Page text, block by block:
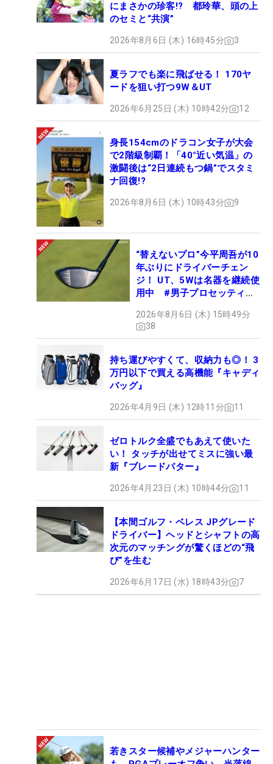
にまさかの珍客!? 都玲華、頭の上
のセミと“共演”
2026年8月6日 (木) 16時45分 3
夏ラフでも楽に飛ばせる！ 170ヤ
ードを狙い打つ9W＆UT
2026年6月25日 (木) 10時42分 12
身長154cmのドラコン女子が大会
で2階級制覇！「40°近い気温」の
激闘後は“2日連続もつ鍋”でスタミ
ナ回復!?
2026年8月6日 (木) 10時43分 9
“替えないプロ”今平周吾が10
年ぶりにドライバーチェン
ジ！ UT、5Wは名器を継続使
用中 #男子プロセッティン
2026年8月6日 (木) 15時49分
38
持ち運びやすくて、収納力も◎！ 3
万円以下で買える高機能『キャディ
バッグ』
2026年4月9日 (木) 12時11分 11
ゼロトルク全盛でもあえて使いた
い！ タッチが出せてミスに強い最
新『ブレードパター』
2026年4月23日 (木) 10時44分 11
【本間ゴルフ・ベレス JPグレード
ドライバー】ヘッドとシャフトの高
次元のマッチングが驚くほどの“飛
び”を生む
2026年6月17日 (水) 18時43分 7
若きスター候補やメジャーハンター